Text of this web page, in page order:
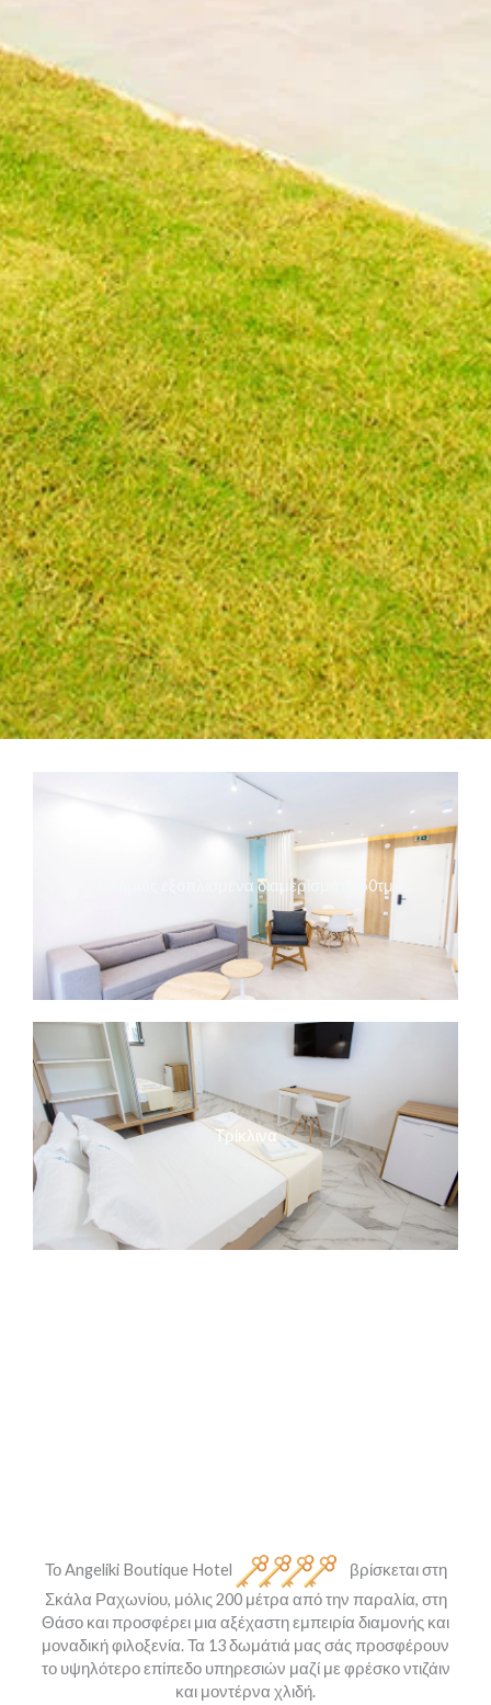
Πλήρως εξοπλισμένα διαμερίσματα 50τμ
Τρίκλινα
Το Angeliki Boutique Hotel
βρίσκεται στη
Σκάλα Ραχωνίου, μόλις 200 μέτρα από την παραλία, στη
Θάσο και προσφέρει μια αξέχαστη εμπειρία διαμονής και
μοναδική φιλοξενία. Τα 13 δωμάτιά μας σάς προσφέρουν
το υψηλότερο επίπεδο υπηρεσιών μαζί με φρέσκο ντιζάιν
και μοντέρνα χλιδή.